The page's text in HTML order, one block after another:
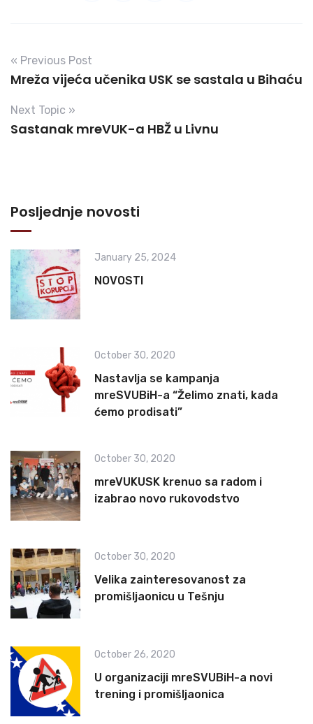
« Previous Post
Mreža vijeća učenika USK se sastala u Bihaću
Next Topic »
Sastanak mreVUK-a HBŽ u Livnu
Posljednje novosti
January 25, 2024
NOVOSTI
October 30, 2020
Nastavlja se kampanja
mreSVUBiH-a “Želimo znati, kada
ćemo prodisati”
October 30, 2020
mreVUKUSK krenuo sa radom i
izabrao novo rukovodstvo
October 30, 2020
Velika zainteresovanost za
promišljaonicu u Tešnju
October 26, 2020
U organizaciji mreSVUBiH-a novi
trening i promišljaonica